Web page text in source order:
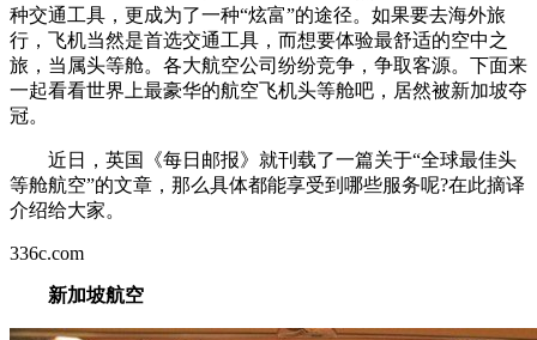
种交通工具，更成为了一种“炫富”的途径。如果要去海外旅
行，飞机当然是首选交通工具，而想要体验最舒适的空中之
旅，当属头等舱。各大航空公司纷纷竞争，争取客源。下面来
一起看看世界上最豪华的航空飞机头等舱吧，居然被新加坡夺
冠。
近日，英国《每日邮报》就刊载了一篇关于“全球最佳头
等舱航空”的文章，那么具体都能享受到哪些服务呢?在此摘译
介绍给大家。
336c.com
新加坡航空